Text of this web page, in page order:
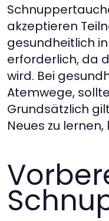
akzeptieren
gesundheitlich
erforderlich, da
wird. Bei
Atemwege,
Grundsätzlich
Neues zu